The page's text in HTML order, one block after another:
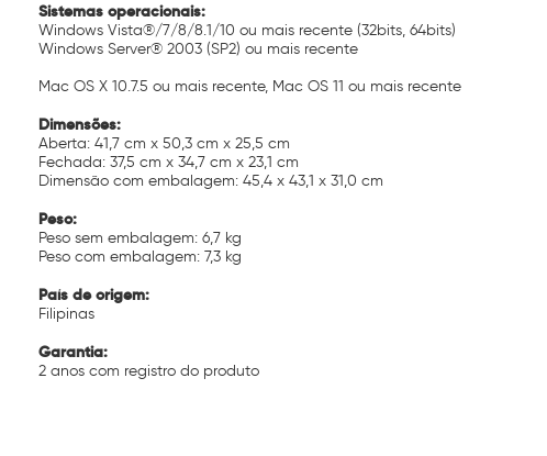
Sistemas operacionais:
Windows Vista®/7/8/8.1/10 ou mais recente (32bits, 64bits)
Windows Server® 2003 (SP2) ou mais recente
Mac OS X 10.7.5 ou mais recente, Mac OS 11 ou mais recente
Dimensões:
Aberta: 41,7 cm x 50,3 cm x 25,5 cm
Fechada: 37,5 cm x 34,7 cm x 23,1 cm
Dimensão com embalagem: 45,4 x 43,1 x 31,0 cm
Peso:
Peso sem embalagem: 6,7 kg
Peso com embalagem: 7,3 kg
País de origem:
Filipinas
Garantia:
2 anos com registro do produto